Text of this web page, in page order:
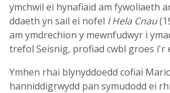
ymchwil ei hynafiaid am fywoliaeth
ddaeth yn sail ei nofel I Hela Cnau
am ymdrechion y mewnfudwyr i
trefol Seisnig, profiad cwbl groes i'r
Ymhen rhai blynyddoedd cofiai
hanniddigrwydd pan symudodd ei